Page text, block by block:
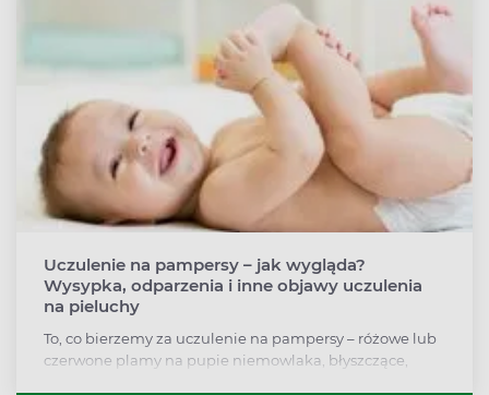
Uczulenie na pampersy – jak wygląda?
Wysypka, odparzenia i inne objawy uczulenia
na pieluchy
To, co bierzemy za uczulenie na pampersy – różowe lub
czerwone plamy na pupie niemowlaka, błyszczące,